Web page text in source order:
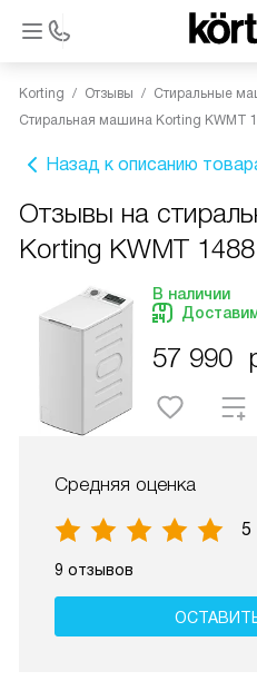
Korting Отзывы
Стиральные
Стиральная машина Korting KWMT
Назад к описанию
Отзывы на
Korting KWMT
В наличии
57 990
Средняя оценка
5
9 отзывов